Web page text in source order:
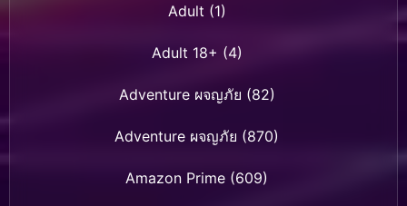
Adult (1)
Adult 18+ (4)
Adventure ผจญภัย (82)
Adventure ผจญภัย (870)
Amazon Prime (609)